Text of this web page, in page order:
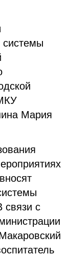
системы
Мария
связи с